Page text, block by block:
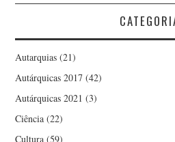
Autarquias (21)
Autárquicas 2017 (42)
Autárquicas 2021 (3)
Ciência (22)
Cultura (59)